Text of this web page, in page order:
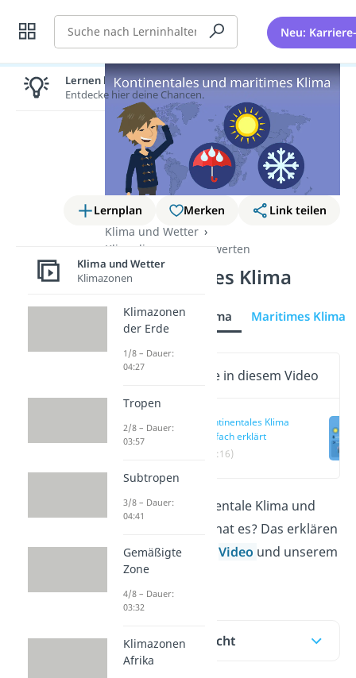
Suche Neu:
Lernplan Merken
Link teilen
Klima und Wetter
Klimadiagramm auswerten
Kontinentales Klima
Kontinentales Klima Maritimes Klima
Wichtige Inhalte in diesem Video
Kontinentales Klima
einfach erklärt
(00:16)
Was ist das kontinentale Klima und
welche Merkmale hat es? Das erklären
wir dir in unseremVideo und unserem
Beitrag dazu!
Inhaltsübersicht
Lernen lohnt sich!
Entdecke hier deine Chancen.
Klima und Wetter
Klimazonen
Klimazonen
der Erde
1/8 – Dauer:
04:27
Tropen
2/8 – Dauer:
03:57
Subtropen
3/8 – Dauer:
04:41
Gemäßigte
Zone
4/8 – Dauer:
03:32
Klimazonen
Afrika